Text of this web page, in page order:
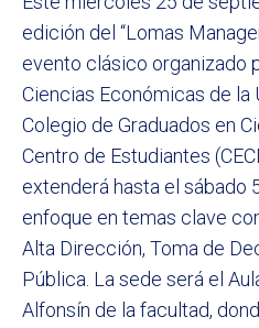
edición del “Lomas
evento clásico organizado
Ciencias Económicas de la
Colegio de Graduados en
Centro de Estudiantes
extenderá hasta el sábado
enfoque en temas clave
Alta Dirección, Toma de
Pública. La sede será el
Alfonsín de la facultad,